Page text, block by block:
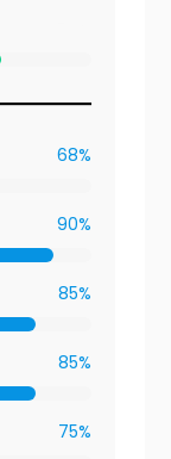
68%
90%
85%
85%
75%